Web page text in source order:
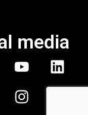
media